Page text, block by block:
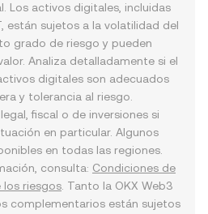
Los activos digitales, incluidas
están sujetos a la volatilidad del
grado de riesgo y pueden
Analiza detalladamente si el
digitales son adecuados
y tolerancia al riesgo.
fiscal o de inversiones si
en particular. Algunos
en todas las regiones.
consulta: Condiciones de
los riesgos . Tanto la OKX Web3
complementarios están sujetos